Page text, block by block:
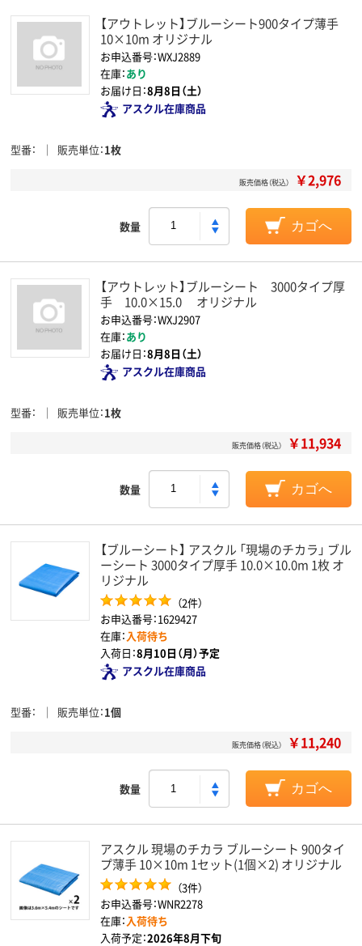
【アウトレット】ブルーシート900タイプ薄手
10×10m オリジナル
お申込番号：WXJ2889
在庫：あり
お届け日：8月8日（土）
アスクル在庫商品
型番 販売単位 1枚
販売価格（税込） ￥2,976
数量 カゴへ
【アウトレット】ブルーシート 3000タイプ厚
手 10.0×15.0 オリジナル
お申込番号：WXJ2907
在庫：あり
お届け日：8月8日（土）
アスクル在庫商品
型番 販売単位 1枚
販売価格（税込） ￥11,934
数量 カゴへ
【ブルーシート】 アスクル 「現場のチカラ」 ブル
ーシート 3000タイプ厚手 10.0×10.0m 1枚 オ
リジナル
（2件）
お申込番号：1629427
在庫：入荷待ち
入荷日：8月10日（月）予定
アスクル在庫商品
型番 販売単位 1個
販売価格（税込） ￥11,240
数量 カゴへ
アスクル 現場のチカラ ブルーシート 900タイ
プ薄手 10×10m 1セット(1個×2) オリジナル
（3件）
お申込番号：WNR2278
在庫： 入荷待ち
入荷予定：2026年8月下旬